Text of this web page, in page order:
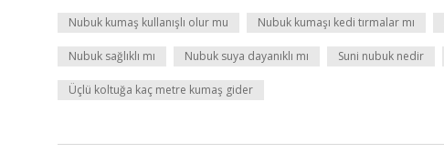
Nubuk kumaş kullanışlı olur mu Nubuk kumaşı kedi tırmalar mı
Nubuk sağlıklı mı Nubuk suya dayanıklı mı Suni nubuk nedir
Üçlü koltuğa kaç metre kumaş gider